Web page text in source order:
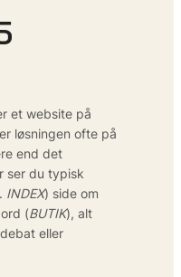
et website på
løsningen ofte på
end det
ser du typisk
INDEX) side om
(BUTIK), alt
eller